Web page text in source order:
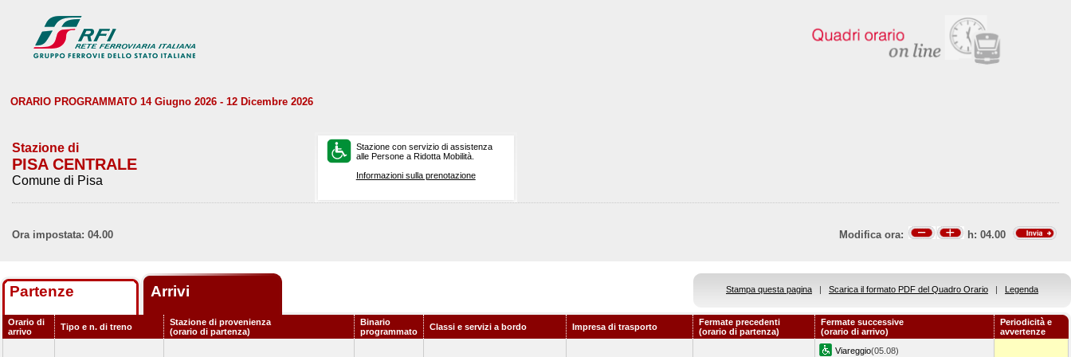
ORARIO PROGRAMMATO 14 Giugno 2026 - 12 Dicembre 2026
Stazione di
PISA CENTRALE
Comune di Pisa
Stazione con servizio di assistenza
alle Persone a Ridotta Mobilità.
Informazioni sulla prenotazione
Ora impostata: 04.00 Modifica ora: h: 04.00
Partenze Arrivi Stampa questa pagina | Scarica il formato PDF del Quadro Orario | Legenda
Orario di
arrivo
Tipo e n. di treno
Stazione di provenienza
(orario di partenza)
Binario
programmato
Classi e servizi a bordo Impresa di trasporto
Fermate precedenti
(orario di partenza)
Fermate successive
(orario di arrivo)
Periodicità e
avvertenze
Viareggio(05.08)